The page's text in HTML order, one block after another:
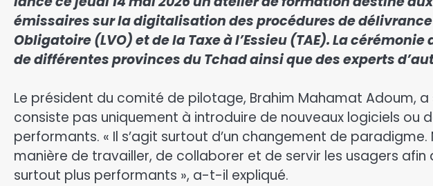
émissaires sur la digitalisation des procédures de
Obligatoire (LVO) et de la Taxe à l’Essieu (TAE). La
de différentes provinces du Tchad ainsi que des experts
‎Le président du comité de pilotage, Brahim Mahamat Adoum,
consiste pas uniquement à introduire de nouveaux logiciels ou
performants. « Il s’agit surtout d’un changement de
manière de travailler, de collaborer et de servir les usagers afin
surtout plus performants », a-t-il expliqué.